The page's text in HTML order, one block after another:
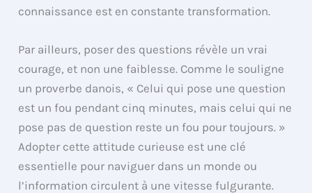
connaissance est en constante transformation.
Par ailleurs, poser des questions révèle un vrai
courage, et non une faiblesse. Comme le souligne
un proverbe danois, « Celui qui pose une question
est un fou pendant cinq minutes, mais celui qui ne
pose pas de question reste un fou pour toujours. »
Adopter cette attitude curieuse est une clé
essentielle pour naviguer dans un monde ou
l’information circulent à une vitesse fulgurante.